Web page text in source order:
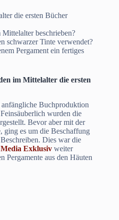
die ersten Bücher
beschrieben?
schwarzer Tinte verwendet?
Pergament ein fertiges
im Mittelalter die ersten
Buchproduktion
wurden die
Bevor aber mit der
ging es um die Beschaffung
Dies war die
Media Exklusiv weiter
Pergamente aus den Häuten